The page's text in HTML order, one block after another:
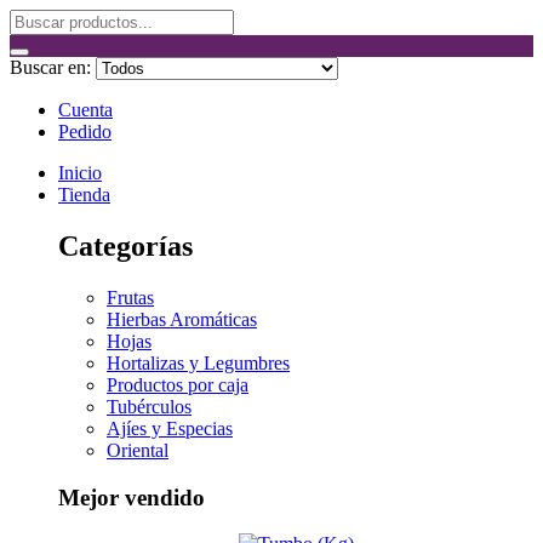
Buscar en:
Cuenta
Pedido
Inicio
Tienda
Categorías
Frutas
Hierbas Aromáticas
Hojas
Hortalizas y Legumbres
Productos por caja
Tubérculos
Ajíes y Especias
Oriental
Mejor vendido